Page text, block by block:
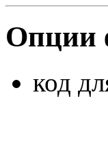
Опции
код